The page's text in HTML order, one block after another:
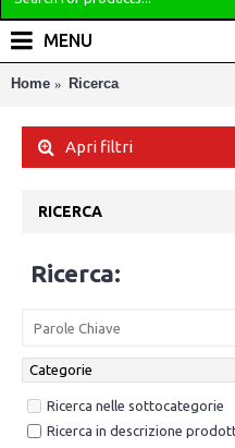
MENU
Home Ricerca
Apri filtri
RICERCA
Ricerca:
Ricerca nelle sottocategorie
Ricerca in descrizione